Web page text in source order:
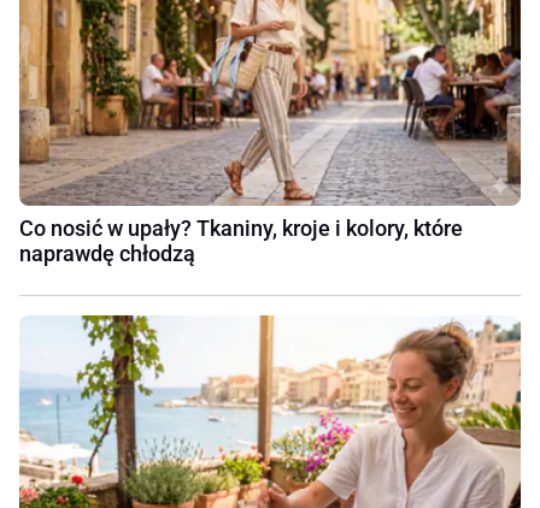
Co nosić w upały? Tkaniny, kroje i kolory, które
naprawdę chłodzą